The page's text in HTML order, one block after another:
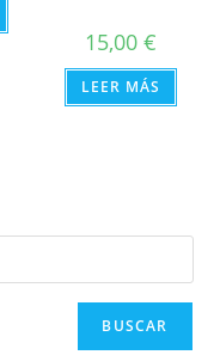
15,00€
LEER MÁS
BUSCAR